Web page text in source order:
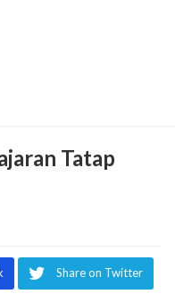
Tatap
Share on Twitter